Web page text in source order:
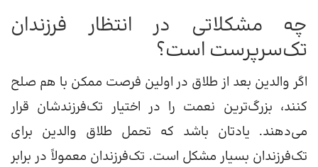
چه مشکلاتی در انتظار فرزندان
تک‌سرپرست است؟
اگر والدین بعد از طلاق در اولین فرصت ممکن با هم صلح
کنند، بزرگ‌ترین نعمت را در اختیار تک‌فرزندشان قرار
می‌دهند. یادتان باشد که تحمل طلاق والدین برای
تک‌فرزندان بسیار مشکل است. تک‌فرزندان معمولاً در برابر